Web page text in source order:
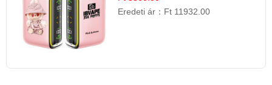
Eredeti ár： Ft 11932.00